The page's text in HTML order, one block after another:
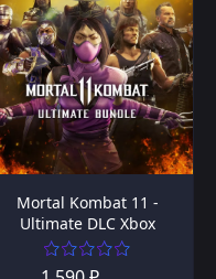
Mortal Kombat 11 -
Ultimate DLC Xbox